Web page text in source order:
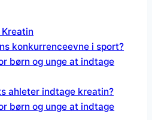
konkurrenceevne i sport?
børn og unge at indtage
ahleter indtage kreatin?
børn og unge at indtage